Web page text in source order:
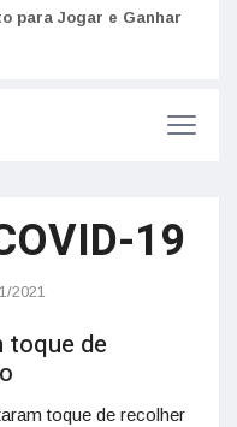
para Jogar e Ganhar
19
2021
toque de
toque de recolher